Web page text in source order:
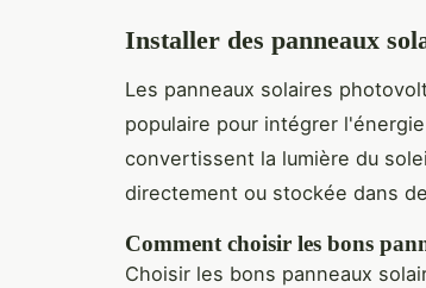
Installer des panneaux
Les panneaux solaires
populaire pour intégrer
convertissent la lumière du
directement ou stockée dans
Comment choisir les bons
Choisir les bons panneaux